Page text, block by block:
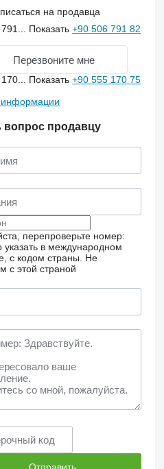
на продавца
Показать+90 506 791 82
Перезвоните мне
Показать+90 555 170 75
вопрос продавцу
перепроверьте номер:
указать в международном
с кодом страны.
Не
с этой страной